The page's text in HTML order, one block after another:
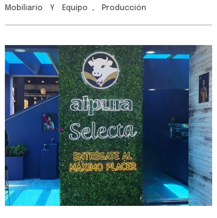
Mobiliario Y Equipo , Producción